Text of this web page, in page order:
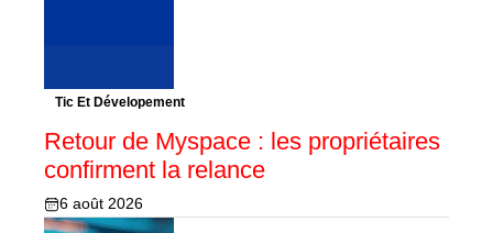
Tic Et Dévelopement
Retour de Myspace : les propriétaires
confirment la relance
6 août 2026